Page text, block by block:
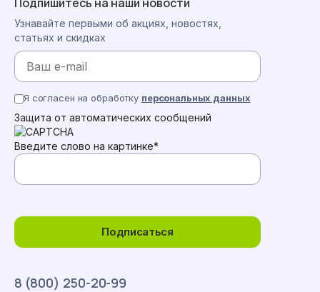
8 (800) 250-20-99
Узнавайте первыми об акциях, новостях,
статьях и скидках
Подписаться
Я согласен на обработку персональных данных
Защита от автоматических сообщений
Введите слово на картинке*